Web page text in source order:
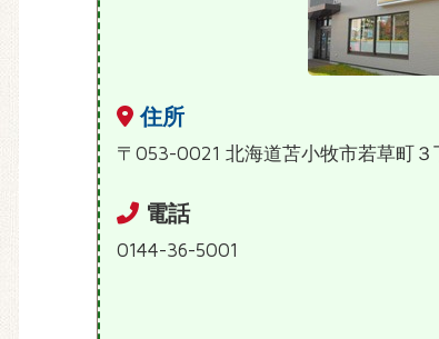
住所
〒053-0021 北海道苫小牧市若草町３
電話
0144-36-5001